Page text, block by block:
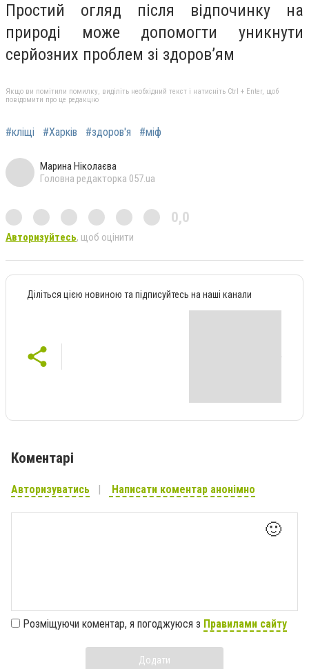
Простий огляд після відпочинку на
природі може допомогти уникнути
серйозних проблем зі здоров’ям
Якщо ви помітили помилку, виділіть необхідний текст і натисніть Ctrl + Enter, щоб
повідомити про це редакцію
#кліщі #Харків #здоров'я #міф
Марина Ніколаєва
Головна редакторка 057.ua
0,0
Авторизуйтесь, щоб оцінити
Діліться цією новиною та підписуйтесь на наші канали
Коментарі
Авторизуватись Написати коментар анонімно
🙂
Розміщуючи коментар, я погоджуюся з Правилами сайту
Додати